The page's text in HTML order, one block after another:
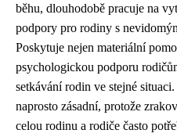
běhu, dlouhodobě pracuje na
podpory pro rodiny s
Poskytuje nejen materiální
psychologickou podporu
setkávání rodin ve stejné
naprosto zásadní, protože
celou rodinu a rodiče často